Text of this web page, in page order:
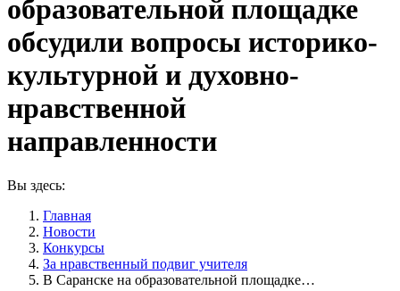
образовательной площадке
обсудили вопросы историко-
культурной и духовно-
нравственной
направленности
Вы здесь:
Главная
Новости
Конкурсы
За нравственный подвиг учителя
В Саранске на образовательной площадке…